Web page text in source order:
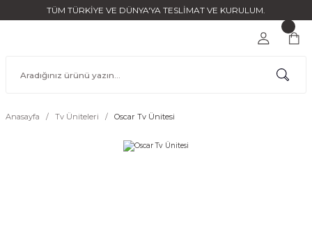
TÜM TÜRKİYE VE DÜNYA'YA TESLİMAT VE KURULUM.
Anasayfa Tv Üniteleri Oscar Tv Ünitesi